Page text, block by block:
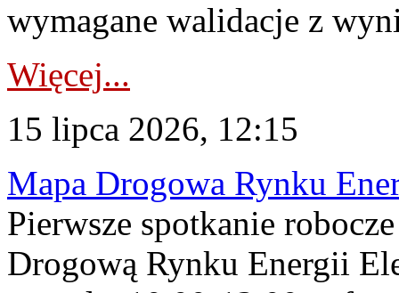
wymagane walidacje z
Więcej...
15 lipca 2026, 12:15
Mapa Drogowa Rynku
Pierwsze spotkanie
Drogową Rynku Energii